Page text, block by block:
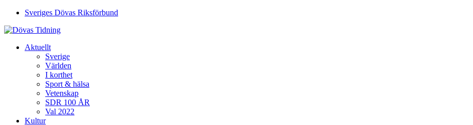
Sveriges Dövas Riksförbund
Aktuellt
Sverige
Världen
I korthet
Sport & hälsa
Vetenskap
SDR 100 ÅR
Val 2022
Kultur